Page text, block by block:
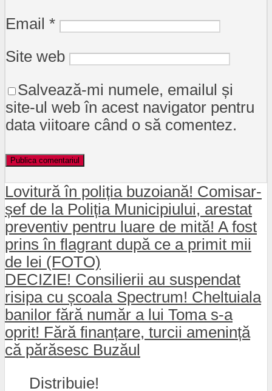
Email *
Site web
Salvează-mi numele, emailul și
site-ul web în acest navigator pentru
data viitoare când o să comentez.
Lovitură în poliția buzoiană! Comisar-
șef de la Poliția Municipiului, arestat
preventiv pentru luare de mită! A fost
prins în flagrant după ce a primit mii
de lei (FOTO)
DECIZIE! Consilierii au suspendat
risipa cu școala Spectrum! Cheltuiala
banilor fără număr a lui Toma s-a
oprit! Fără finanțare, turcii amenință
că părăsesc Buzăul
Distribuie!